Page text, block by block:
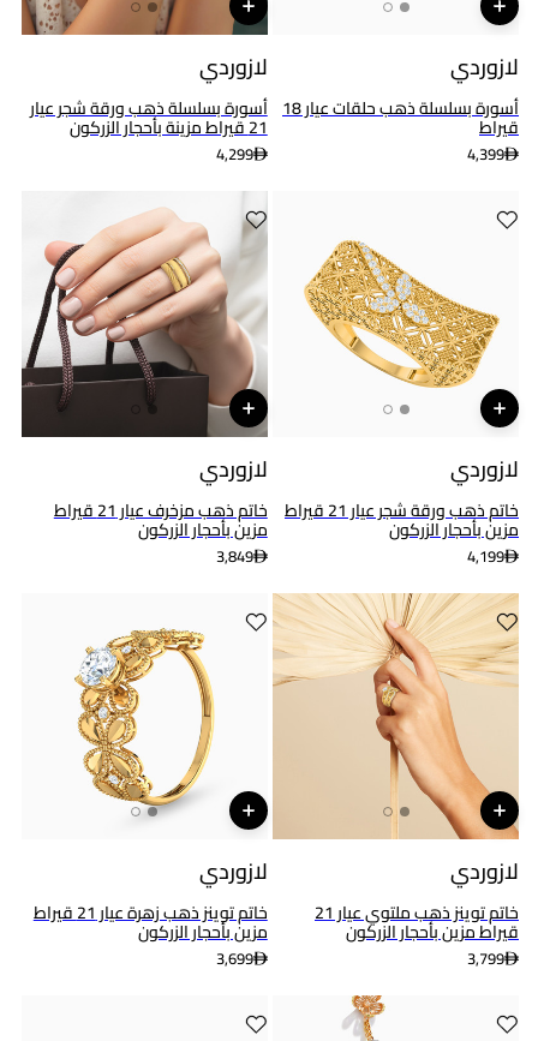
لازوردي
أسورة بسلسلة ذهب حلقات عيار 18
قيراط
4,399
لازوردي
أسورة بسلسلة ذهب ورقة شجر عيار
21 قيراط مزينة بأحجار الزركون
4,299
لازوردي
خاتم ذهب ورقة شجر عيار 21 قيراط
مزين بأحجار الزركون
4,199
لازوردي
خاتم ذهب مزخرف عيار 21 قيراط
مزين بأحجار الزركون
3,849
لازوردي
خاتم توينز ذهب ملتوي عيار 21
قيراط مزين بأحجار الزركون
3,799
لازوردي
خاتم توينز ذهب زهرة عيار 21 قيراط
مزين بأحجار الزركون
3,699